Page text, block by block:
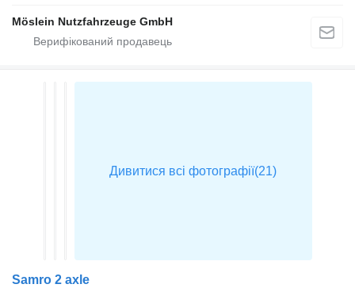
Möslein Nutzfahrzeuge GmbH
Samro 2 axle